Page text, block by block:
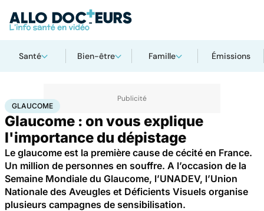
Santé Bien-être Famille Émissions
AccueilSanté Glaucome
GLAUCOME
Glaucome : on vous explique
l'importance du dépistage
Le glaucome est la première cause de cécité en France.
Un million de personnes en souffre. A l’occasion de la
Semaine Mondiale du Glaucome, l’UNADEV, l’Union
Nationale des Aveugles et Déficients Visuels organise
plusieurs campagnes de sensibilisation.